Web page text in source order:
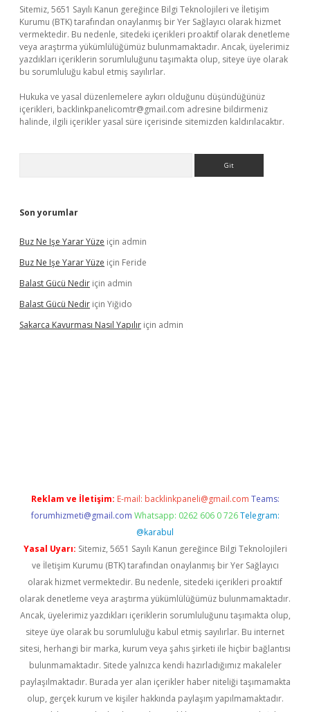
Sitemiz, 5651 Sayılı Kanun gereğince Bilgi Teknolojileri ve İletişim
Kurumu (BTK) tarafından onaylanmış bir Yer Sağlayıcı olarak hizmet
vermektedir. Bu nedenle, sitedeki içerikleri proaktif olarak denetleme
veya araştırma yükümlülüğümüz bulunmamaktadır. Ancak, üyelerimiz
yazdıkları içeriklerin sorumluluğunu taşımakta olup, siteye üye olarak
bu sorumluluğu kabul etmiş sayılırlar.
Hukuka ve yasal düzenlemelere aykırı olduğunu düşündüğünüz
içerikleri, backlinkpanelicomtr@gmail.com adresine bildirmeniz
halinde, ilgili içerikler yasal süre içerisinde sitemizden kaldırılacaktır.
Son yorumlar
Buz Ne Işe Yarar Yüze için admin
Buz Ne Işe Yarar Yüze için Feride
Balast Gücü Nedir için admin
Balast Gücü Nedir için Yiğido
Sakarca Kavurması Nasıl Yapılır için admin
Reklam ve İletişim: E-mail: backlinkpaneli@gmail.com Teams:
forumhizmeti@gmail.com Whatsapp: 0262 606 0 726 Telegram:
@karabul
Yasal Uyarı: Sitemiz, 5651 Sayılı Kanun gereğince Bilgi Teknolojileri
ve İletişim Kurumu (BTK) tarafından onaylanmış bir Yer Sağlayıcı
olarak hizmet vermektedir. Bu nedenle, sitedeki içerikleri proaktif
olarak denetleme veya araştırma yükümlülüğümüz bulunmamaktadır.
Ancak, üyelerimiz yazdıkları içeriklerin sorumluluğunu taşımakta olup,
siteye üye olarak bu sorumluluğu kabul etmiş sayılırlar. Bu internet
sitesi, herhangi bir marka, kurum veya şahıs şirketi ile hiçbir bağlantısı
bulunmamaktadır. Sitede yalnızca kendi hazırladığımız makaleler
paylaşılmaktadır. Burada yer alan içerikler haber niteliği taşımamakta
olup, gerçek kurum ve kişiler hakkında paylaşım yapılmamaktadır.